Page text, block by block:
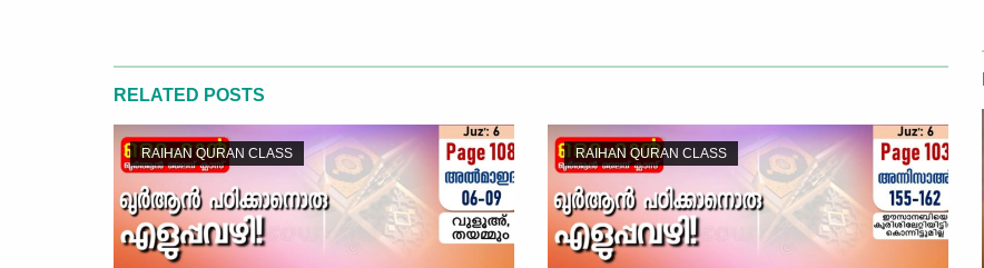
RELATED POSTS
RAIHAN QURAN CLASS RAIHAN QURAN CLASS